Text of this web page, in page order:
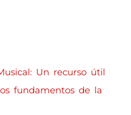
Un recurso útil
fundamentos de la